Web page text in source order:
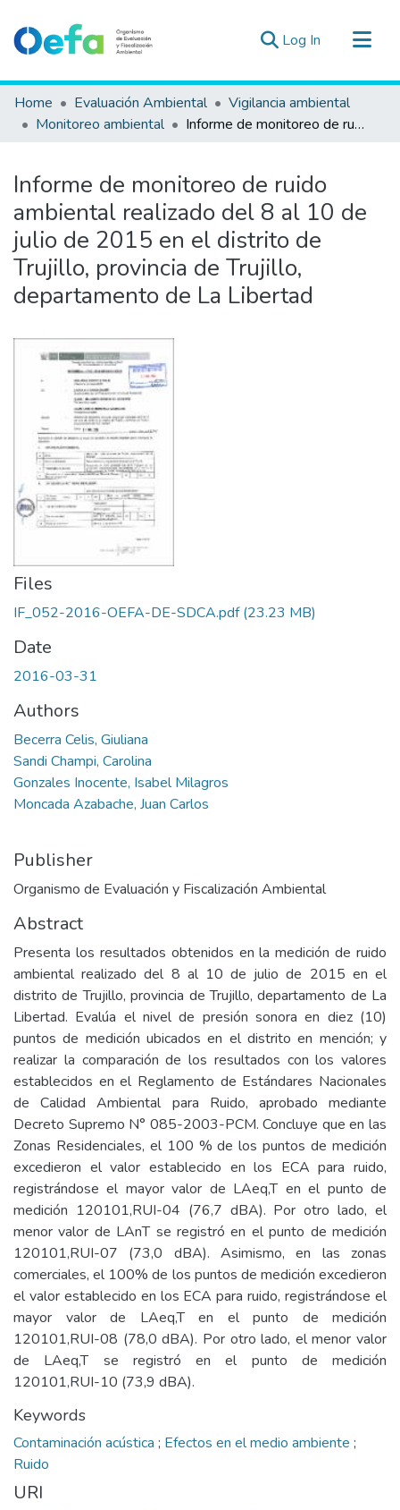
Log In (current)
Communities & Collections
All of DSpace
Estad. Externas
Guias ▾
Home Evaluación Ambiental
Vigilancia ambiental
Monitoreo ambiental
Informe de monitoreo de ruido ambiental realizado del 8 al 10 de julio de 2015 en el distrito de Trujillo, provincia de Trujillo, departamento de La Libertad
Informe de monitoreo de ruido
ambiental realizado del 8 al 10 de
julio de 2015 en el distrito de
Trujillo, provincia de Trujillo,
departamento de La Libertad
Files
IF_052-2016-OEFA-DE-SDCA.pdf(23.23 MB)
Date
2016-03-31
Authors
Becerra Celis, Giuliana
Sandi Champi, Carolina
Gonzales Inocente, Isabel Milagros
Moncada Azabache, Juan Carlos
Publisher
Organismo de Evaluación y Fiscalización Ambiental
Abstract
Presenta los resultados obtenidos en la medición de ruido
ambiental realizado del 8 al 10 de julio de 2015 en el
distrito de Trujillo, provincia de Trujillo, departamento de La
Libertad. Evalúa el nivel de presión sonora en diez (10)
puntos de medición ubicados en el distrito en mención; y
realizar la comparación de los resultados con los valores
establecidos en el Reglamento de Estándares Nacionales
de Calidad Ambiental para Ruido, aprobado mediante
Decreto Supremo N° 085-2003-PCM. Concluye que en las
Zonas Residenciales, el 100 % de los puntos de medición
excedieron el valor establecido en los ECA para ruido,
registrándose el mayor valor de LAeq,T en el punto de
medición 120101,RUI-04 (76,7 dBA). Por otro lado, el
menor valor de LAnT se registró en el punto de medición
120101,RUI-07 (73,0 dBA). Asimismo, en las zonas
comerciales, el 100% de los puntos de medición excedieron
el valor establecido en los ECA para ruido, registrándose el
mayor valor de LAeq,T en el punto de medición
120101,RUI-08 (78,0 dBA). Por otro lado, el menor valor
de LAeq,T se registró en el punto de medición
120101,RUI-10 (73,9 dBA).
Keywords
Contaminación acústica ; Efectos en el medio ambiente ;
Ruido
URI